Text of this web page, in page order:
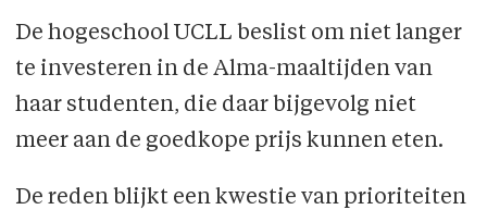
De hogeschool UCLL beslist om niet langer
te investeren in de Alma-maaltijden van
haar studenten, die daar bijgevolg niet
meer aan de goedkope prijs kunnen eten.
De reden blijkt een kwestie van prioriteiten